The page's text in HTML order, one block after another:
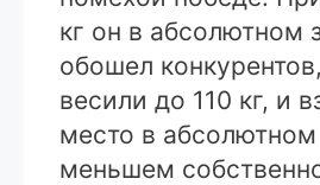
кг он в абсолютном
обошел
весили до 110 кг, и
место в абсолютном
меньшем